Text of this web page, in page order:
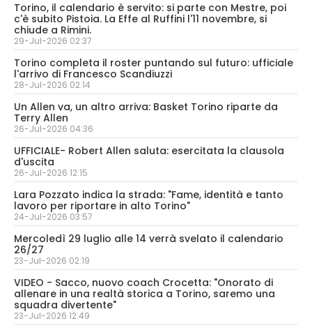
Torino, il calendario è servito: si parte con Mestre, poi
c'è subito Pistoia. La Effe al Ruffini l'11 novembre, si
chiude a Rimini.
29-Jul-2026 02:37
Torino completa il roster puntando sul futuro: ufficiale
l'arrivo di Francesco Scandiuzzi
28-Jul-2026 02:14
Un Allen va, un altro arriva: Basket Torino riparte da
Terry Allen
26-Jul-2026 04:36
UFFICIALE- Robert Allen saluta: esercitata la clausola
d'uscita
26-Jul-2026 12:15
Lara Pozzato indica la strada: "Fame, identità e tanto
lavoro per riportare in alto Torino"
24-Jul-2026 03:57
Mercoledì 29 luglio alle 14 verrà svelato il calendario
26/27
23-Jul-2026 02:19
VIDEO - Sacco, nuovo coach Crocetta: "Onorato di
allenare in una realtà storica a Torino, saremo una
squadra divertente"
23-Jul-2026 12:49